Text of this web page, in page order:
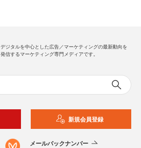
デジタルを中心とした広告／マーケティングの最新動向を
発信するマーケティング専門メディアです。
新規会員登録
メールバックナンバー